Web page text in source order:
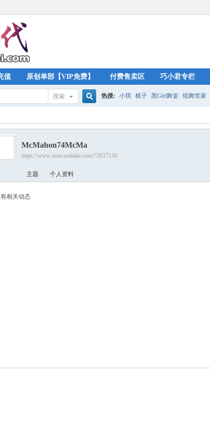
值 原创单部【VIP免费】 付费售卖区 巧小君专栏
搜索
索
热搜: 小琪 棋子 黑Girl舞姿 炫舞世家
McMahon74McMa
https://www.xiuwushidai.com/?2837136
主题 个人资料
相关动态